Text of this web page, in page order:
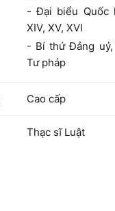
- Đại biểu Quốc
XIV, XV, XVI
- Bí thứ Đảng
Tư pháp
Cao cấp
Thạc sĩ Luật